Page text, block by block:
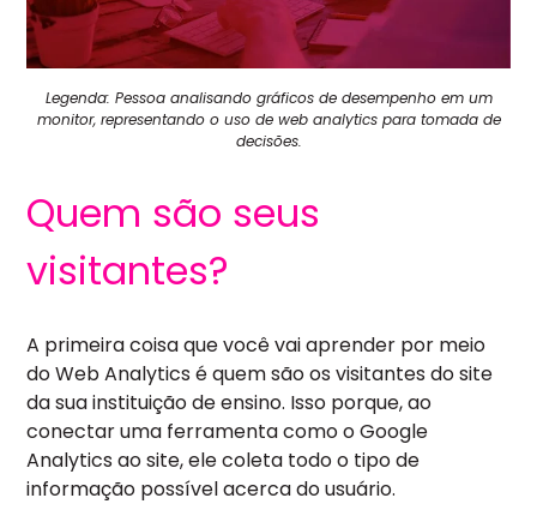
Legenda: Pessoa analisando gráficos de desempenho em um
monitor, representando o uso de web analytics para tomada de
decisões.
Quem são seus
visitantes?
A primeira coisa que você vai aprender por meio
do Web Analytics é quem são os visitantes do site
da sua instituição de ensino. Isso porque, ao
conectar uma ferramenta como o Google
Analytics ao site, ele coleta todo o tipo de
informação possível acerca do usuário.